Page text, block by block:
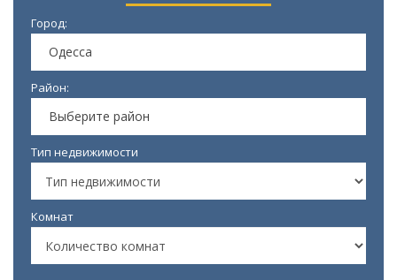
Город:
Одесса
Район:
Выберите район
Тип недвижимости
Комнат